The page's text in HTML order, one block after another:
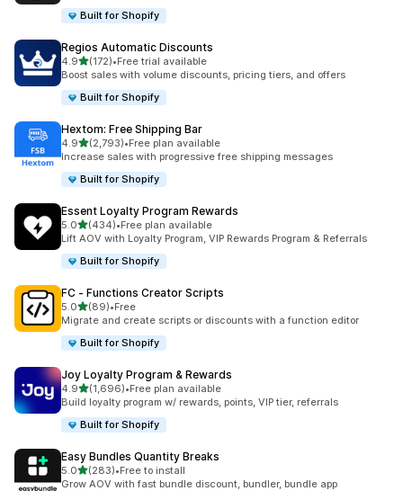
Built for Shopify
Regios Automatic Discounts
4.9เต็ม 5 ดาว
(172)
ทั้งหมด 172 รีวิว
•Free trial available
Boost sales with volume discounts, pricing tiers, and offers
Built for Shopify
Hextom: Free Shipping Bar
4.9เต็ม 5 ดาว
(2,793)
ทั้งหมด 2793 รีวิว
•Free plan available
Increase sales with progressive free shipping messages
Built for Shopify
Essent Loyalty Program Rewards
5.0เต็ม 5 ดาว
(434)
ทั้งหมด 434 รีวิว
•Free plan available
Lift AOV with Loyalty Program, VIP Rewards Program & Referrals
Built for Shopify
FC ‑ Functions Creator Scripts
5.0เต็ม 5 ดาว
(89)
ทั้งหมด 89 รีวิว
•Free
Migrate and create scripts or discounts with a function editor
Built for Shopify
Joy Loyalty Program & Rewards
4.9เต็ม 5 ดาว
(1,696)
ทั้งหมด 1696 รีวิว
•Free plan available
Build loyalty program w/ rewards, points, VIP tier, referrals
Built for Shopify
Easy Bundles Quantity Breaks
5.0เต็ม 5 ดาว
(283)
ทั้งหมด 283 รีวิว
•Free to install
Grow AOV with fast bundle discount, bundler, bundle app